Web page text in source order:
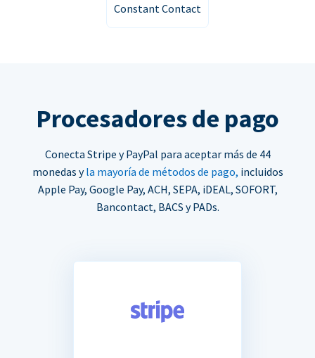
Constant Contact
Procesadores de pago
Conecta Stripe y PayPal para aceptar más de 44
monedas yla mayoría de métodos de pago, incluidos
Apple Pay, Google Pay, ACH, SEPA, iDEAL, SOFORT,
Bancontact, BACS y PADs.